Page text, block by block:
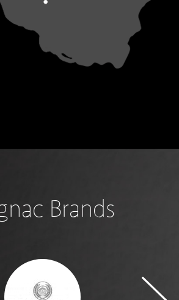
Brands